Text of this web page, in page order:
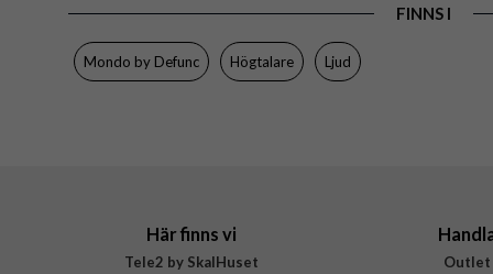
Färg
Varumärke
Tillverkarens art nr
FINNS I
Mondo by Defunc Högtalare Ljud
Här finns vi
Tele2 by SkalHuset
Outlet